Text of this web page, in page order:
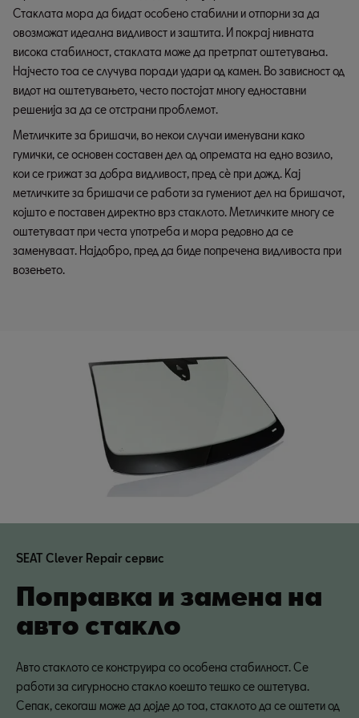
Стаклата мора да бидат особено стабилни и отпорни за да
овозможат идеална видливост и заштита. И покрај нивната
висока стабилност, стаклата може да претрпат оштетувања.
Најчесто тоа се случува поради удари од камен. Во зависност од
видот на оштетувањето, често постојат многу едноставни
решенија за да се отстрани проблемот.
Метличките за бришачи, во некои случаи именувани како
гумички, се основен составен дел од опремата на едно возило,
кои се грижат за добра видливост, пред сè при дожд. Кај
метличките за бришачи се работи за гумениот дел на бришачот,
којшто е поставен директно врз стаклото. Метличките многу се
оштетуваат при честа употреба и мора редовно да се
заменуваат. Најдобро, пред да биде попречена видливоста при
возењето.
SEAT Clever Repair сервис
Поправка и замена на
авто стакло
Авто стаклото се конструира со особена стабилност. Се
работи за сигурносно стакло коешто тешко се оштетува.
Сепак, секогаш може да дојде до тоа, стаклото да се оштети од